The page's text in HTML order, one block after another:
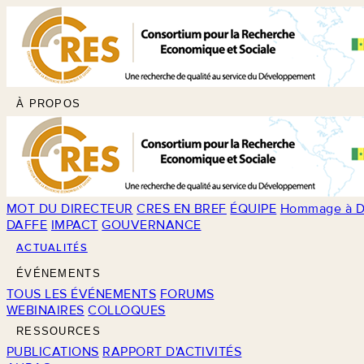
À PROPOS
MOT DU DIRECTEUR CRES EN BREF ÉQUIPE Hommage à
DAFFE IMPACT GOUVERNANCE
ACTUALITÉS
ÉVÉNEMENTS
TOUS LES ÉVÉNEMENTS FORUMS
WEBINAIRES COLLOQUES
RESSOURCES
PUBLICATIONS RAPPORT D'ACTIVITÉS